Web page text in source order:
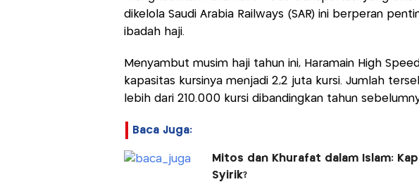
dikelola Saudi Arabia Railways (SAR) ini berperan
ibadah haji.
Menyambut musim haji tahun ini, Haramain High
kapasitas kursinya menjadi 2,2 juta kursi. Jumlah
lebih dari 210.000 kursi dibandingkan tahun
Baca Juga:
Mitos dan Khurafat dalam Islam:
Syirik?